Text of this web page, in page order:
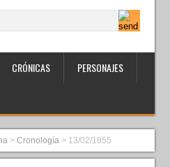
CRÓNICAS PERSONAJES
>Cronología > 13/02/1855